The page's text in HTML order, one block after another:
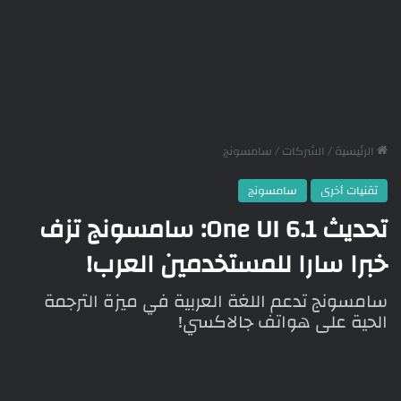
الرئيسية/ الشركات/سامسونج
تقنيات أخرى
سامسونج
تحديث 1.One UI 6: سامسونج تزف
خبرا سارا للمستخدمين العرب!
سامسونج تدعم اللغة العربية في ميزة الترجمة
الحية على هواتف جالاكسي!